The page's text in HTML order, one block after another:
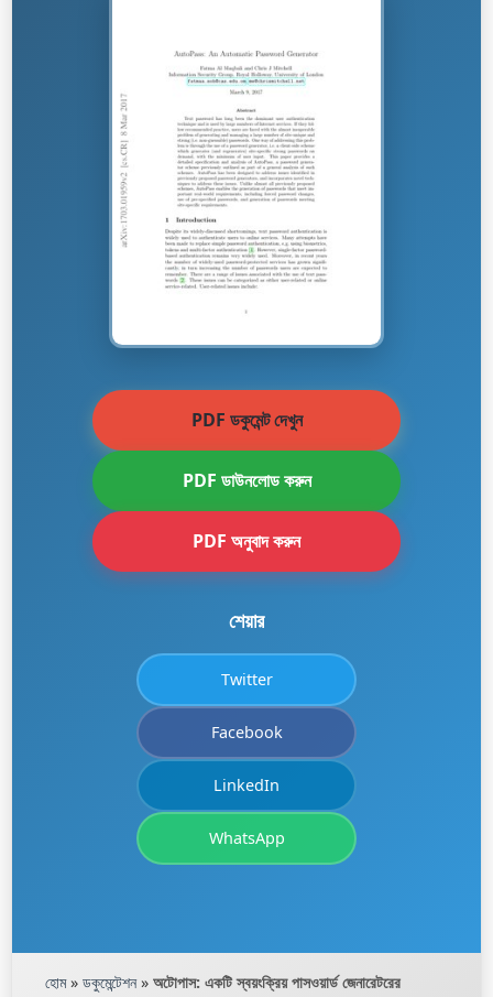
PDF ডকুমেন্ট দেখুন
PDF ডাউনলোড করুন
PDF অনুবাদ করুন
শেয়ার
Twitter
Facebook
LinkedIn
WhatsApp
হোম» ডকুমেন্টেশন» অটোপাস: একটি স্বয়ংক্রিয় পাসওয়ার্ড জেনারেটরের